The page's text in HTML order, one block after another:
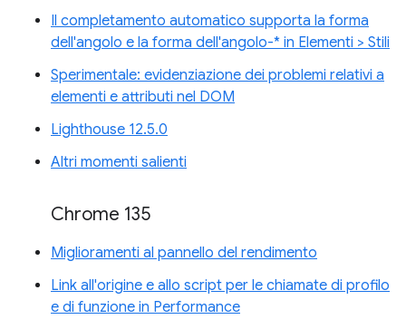
Il completamento automatico supporta la forma
dell'angolo e la forma dell'angolo-* in Elementi > Stili
Sperimentale: evidenziazione dei problemi relativi a
elementi e attributi nel DOM
Lighthouse 12.5.0
Altri momenti salienti
Chrome 135
Miglioramenti al pannello del rendimento
Link all'origine e allo script per le chiamate di profilo
e di funzione in Performance